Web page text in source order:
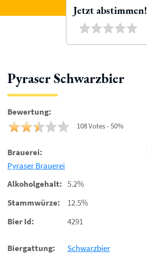
Pyraser Schwarzbier
Bewertung:
108 Votes - 50%
Brauerei:
Pyraser Brauerei
Alkoholgehalt: 5.2%
Stammwürze:
12.5%
Bier Id:
4291
Biergattung:
Schwarzbier
Jetzt abstimmen!